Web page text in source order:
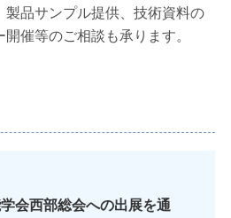
製品サンプル提供、技術資料の
催等のご相談も承ります。
会西部総会への出展を通